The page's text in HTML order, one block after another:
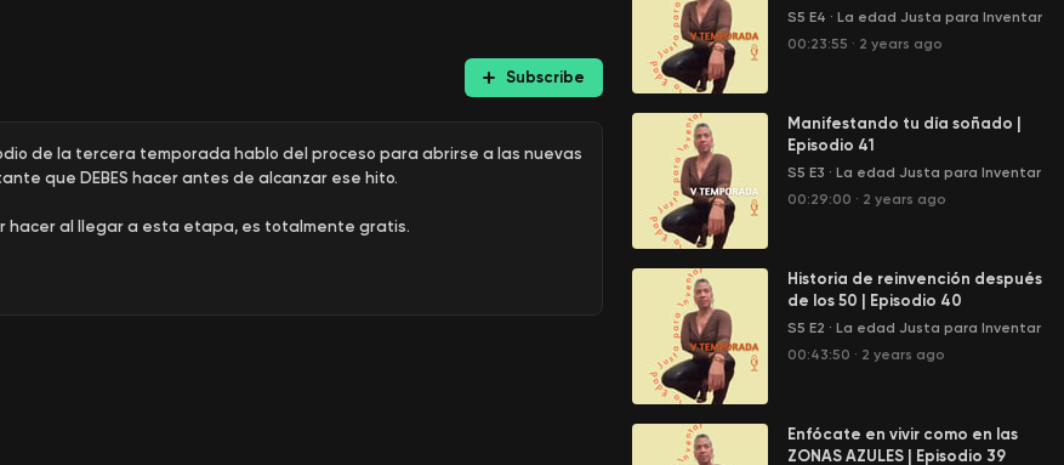
Subscribe
de la tercera temporada hablo del proceso para abrirse a las nuevas
que DEBES hacer antes de alcanzar ese hito.
hacer al llegar a esta etapa, es totalmente gratis.
S5 E4 · La edad Justa para Inventar
00:23:55 · 2 years ago
Manifestando tu día soñado |
Episodio 41
S5 E3 · La edad Justa para Inventar
00:29:00 · 2 years ago
Historia de reinvención después
de los 50 | Episodio 40
S5 E2 · La edad Justa para Inventar
00:43:50 · 2 years ago
Enfócate en vivir como en las
ZONAS AZULES | Episodio 39